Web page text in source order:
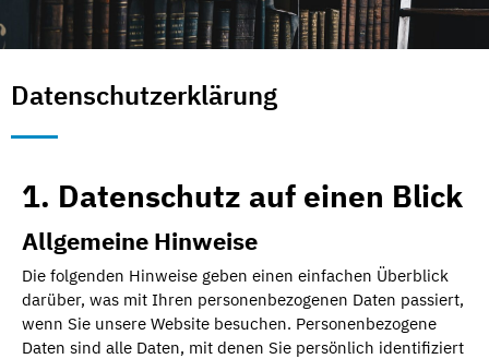
Datenschutzerklärung
1. Datenschutz auf einen Blick
Allgemeine Hinweise
Die folgenden Hinweise geben einen einfachen Überblick
darüber, was mit Ihren personenbezogenen Daten passiert,
wenn Sie unsere Website besuchen. Personenbezogene
Daten sind alle Daten, mit denen Sie persönlich identifiziert